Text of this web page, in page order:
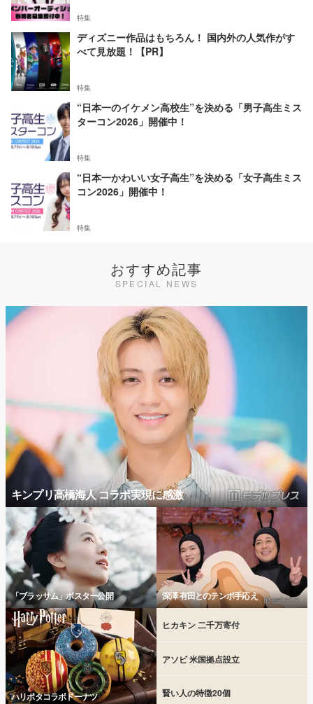
特集
ディズニー作品はもちろん！ 国内外の人気作がす
べて見放題！【PR】
特集
“日本一のイケメン高校生”を決める「男子高生ミス
ターコン2026」開催中！
特集
“日本一かわいい女子高生”を決める「女子高生ミス
コン2026」開催中！
特集
おすすめ記事
SPECIAL NEWS
キンプリ高橋海人 コラボ実現に感激
「ブラッサム」ポスター公開 深澤 有田とのテンポ手応え
ハリポタコラボドーナツ
ヒカキン 二千万寄付
アソビ 米国拠点設立
賢い人の特徴20個